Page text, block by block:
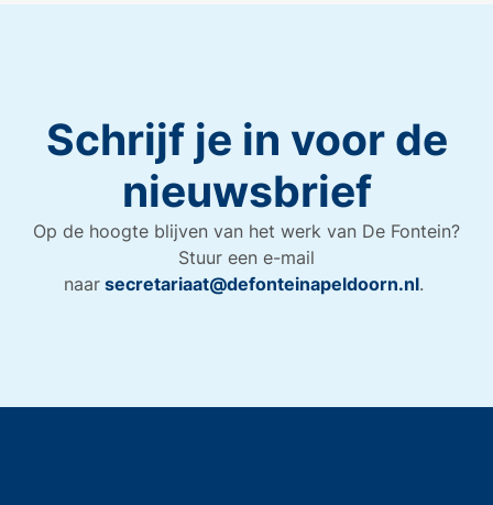
Schrijf je in voor de
nieuwsbrief
Op de hoogte blijven van het werk van De Fontein?
Stuur een e-mail
naar secretariaat@defonteinapeldoorn.nl.